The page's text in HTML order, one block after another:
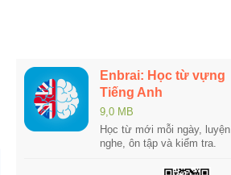
Enbrai: Học từ vựng
Tiếng Anh
9,0 MB
Học từ mới mỗi ngày, luyện
nghe, ôn tập và kiểm tra.